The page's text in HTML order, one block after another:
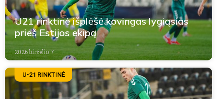
U21 rinktinė išplėšė kovingas lygiąsias
prieš Estijos ekipą
2026 birželio 7
U-21 RINKTINĖ